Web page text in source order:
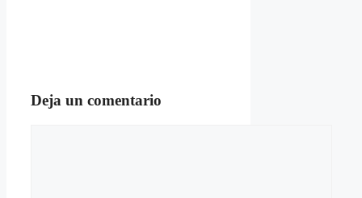
Deja un comentario